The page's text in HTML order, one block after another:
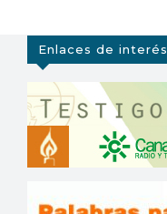
Enlaces de interés